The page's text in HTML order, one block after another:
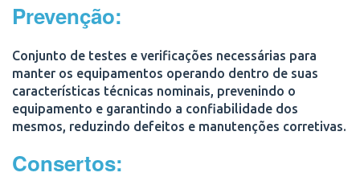
Prevenção:
Conjunto de testes e verificações necessárias para
manter os equipamentos operando dentro de suas
características técnicas nominais, prevenindo o
equipamento e garantindo a confiabilidade dos
mesmos, reduzindo defeitos e manutenções corretivas.
Consertos: